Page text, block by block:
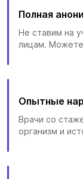
Полная
Не ставим на
лицам. Можете
Опытные
Врачи со
организм и